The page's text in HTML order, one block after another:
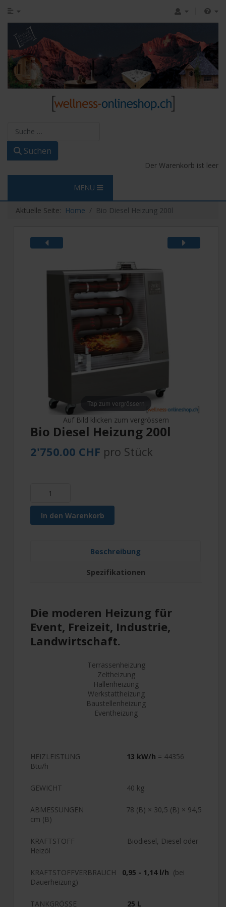
Suchen
Der Warenkorb ist leer
MENU
Aktuelle Seite: Home Bio Diesel Heizung 200l
Tap zum vergrössern
Auf Bild klicken zum vergrössern
Bio Diesel Heizung 200l
2'750.00 CHF pro Stück
In den Warenkorb
Beschreibung
Spezifikationen
Die moderen Heizung für
Event, Freizeit, Industrie,
Landwirtschaft.
Terrassenheizung
Zeltheizung
Hallenheizung
Werkstattheizung
Baustellenheizung
Eventheizung
HEIZLEISTUNG 13 kW/h = 44356
Btu/h
GEWICHT 40 kg
ABMESSUNGEN 78 (B) × 30,5 (B) × 94,5
cm (B)
KRAFTSTOFF Biodiesel, Diesel oder
Heizöl
KRAFTSTOFFVERBRAUCH 0,95 - 1,14 l/h (bei
Dauerheizung)
TANKGRÖSSE 25 L